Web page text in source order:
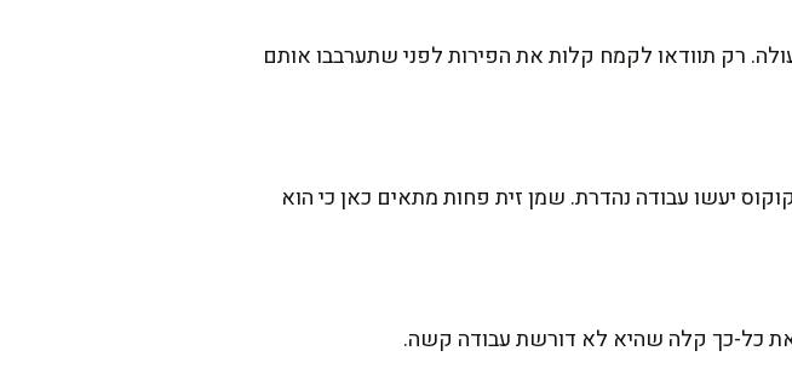
רק תוודאו לקמח קלות את הפירות לפני שתערבבו אותם
יעשו עבודה נהדרת. שמן זית פחות מתאים כאן כי הוא
כל-כך קלה שהיא לא דורשת עבודה קשה.